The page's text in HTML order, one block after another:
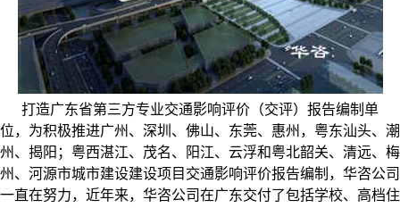
打造广东省第三方专业交通影响评价（交评）报告编制单
位，为积极推进广州、深圳、佛山、东莞、惠州， 粤东汕头、潮
州、揭阳；粤西湛江、茂名、阳江、云浮和粤北韶关、清远、梅
州、河源市城市建设建设项目交通影响评价报告编制， 华咨公司
一直在努力，近年来，华咨公司在广东交付了包括学校、高档住